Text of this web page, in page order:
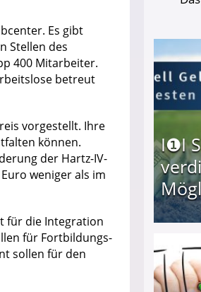
Es gibt
Stellen des
400 Mitarbeiter.
betreut
vorgestellt. Ihre
können.
der Hartz-IV-
weniger als im
für die Integration
für Fortbildungs-
sollen für den
I❶I
20 seriöse Möglichkeiten